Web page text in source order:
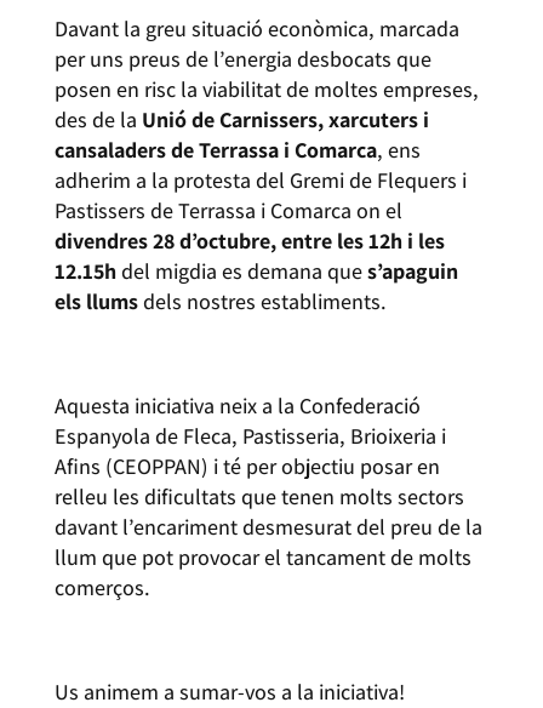
Davant la greu situació econòmica, marcada
per uns preus de l’energia desbocats que
posen en risc la viabilitat de moltes empreses,
des de la Unió de Carnissers, xarcuters i
cansaladers de Terrassa i Comarca, ens
adherim a la protesta del Gremi de Flequers i
Pastissers de Terrassa i Comarca on el
divendres 28 d’octubre, entre les 12h i les
12.15hdel migdia es demana ques’apaguin
els llumsdels nostres establiments.
Aquesta iniciativa neix a la Confederació
Espanyola de Fleca, Pastisseria, Brioixeria i
Afins (CEOPPAN) i té per objectiu posar en
relleu les dificultats que tenen molts sectors
davant l’encariment desmesurat del preu de la
llum que pot provocar el tancament de molts
comerços.
Us animem a sumar-vos a la iniciativa!